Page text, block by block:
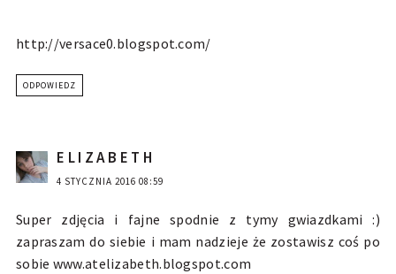
http://versace0.blogspot.com/
ODPOWIEDZ
E L I Z A B E T H
4 STYCZNIA 2016 08:59
Super zdjęcia i fajne spodnie z tymy gwiazdkami :)
zapraszam do siebie i mam nadzieje że zostawisz coś po
sobie www.atelizabeth.blogspot.com